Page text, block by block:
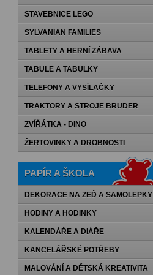
STAVEBNICE LEGO
SYLVANIAN FAMILIES
TABLETY A HERNÍ ZÁBAVA
TABULE A TABULKY
TELEFONY A VYSÍLAČKY
TRAKTORY A STROJE BRUDER
ZVÍŘÁTKA - DINO
ŽERTOVINKY A DROBNOSTI
PAPÍR A ŠKOLA
DEKORACE NA ZEĎ A SAMOLEPKY
HODINY A HODINKY
KALENDÁŘE A DIÁŘE
KANCELÁŘSKÉ POTŘEBY
MALOVÁNÍ A DĚTSKÁ KREATIVITA